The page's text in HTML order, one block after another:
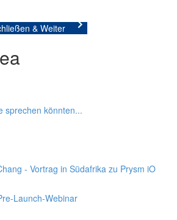
& Weiter
sprechen könnten...
- Vortrag in Südafrika zu Prysm iO
Launch-Webinar